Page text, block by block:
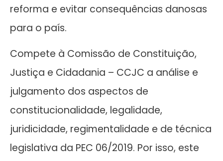
reforma e evitar consequências danosas
para o país.
Compete à Comissão de Constituição,
Justiça e Cidadania – CCJC a análise e
julgamento dos aspectos de
constitucionalidade, legalidade,
juridicidade, regimentalidade e de técnica
legislativa da PEC 06/2019. Por isso, este